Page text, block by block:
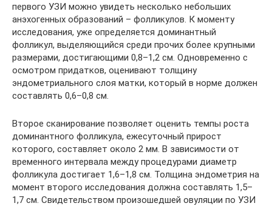
первого УЗИ можно увидеть несколько небольших
анэхогенных образований – фолликулов. К моменту
исследования, уже определяется доминантный
фолликул, выделяющийся среди прочих более крупными
размерами, достигающими 0,8–1,2 см. Одновременно с
осмотром придатков, оценивают толщину
эндометриального слоя матки, который в норме должен
составлять 0,6–0,8 см.
Второе сканирование позволяет оценить темпы роста
доминантного фолликула, ежесуточный прирост
которого, составляет около 2 мм. В зависимости от
временного интервала между процедурами диаметр
фолликула достигает 1,6–1,8 см. Толщина эндометрия на
момент второго исследования должна составлять 1,5–
1,7 см. Свидетельством произошедшей овуляции по УЗИ